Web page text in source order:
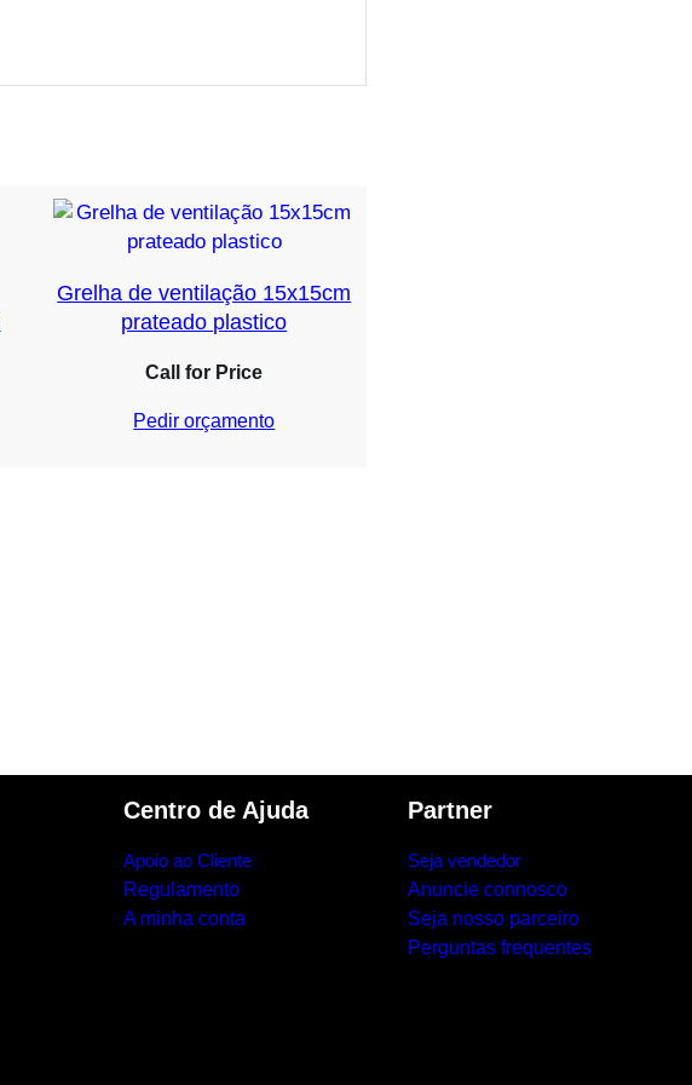
Grelha de ventilação 15x15cm
prateado plastico
Call for Price
Pedir orçamento
Centro de Ajuda
Apoio ao Cliente
Regulamento
A minha conta
Partner
Seja vendedor
Anuncie connosco
Seja nosso parceiro
Perguntas frequentes